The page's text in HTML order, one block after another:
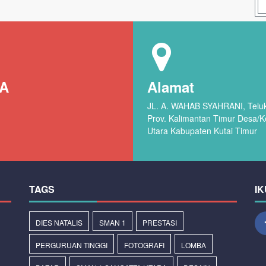
Alamat
JL. A. WAHAB SYAHRANI,
Prov. Kalimantan Timur Desa/
Utara Kabupaten Kutai Timur
TAGS
DIES NATALIS SMAN 1 PRESTASI
PERGURUAN TINGGI FOTOGRAFI LOMBA